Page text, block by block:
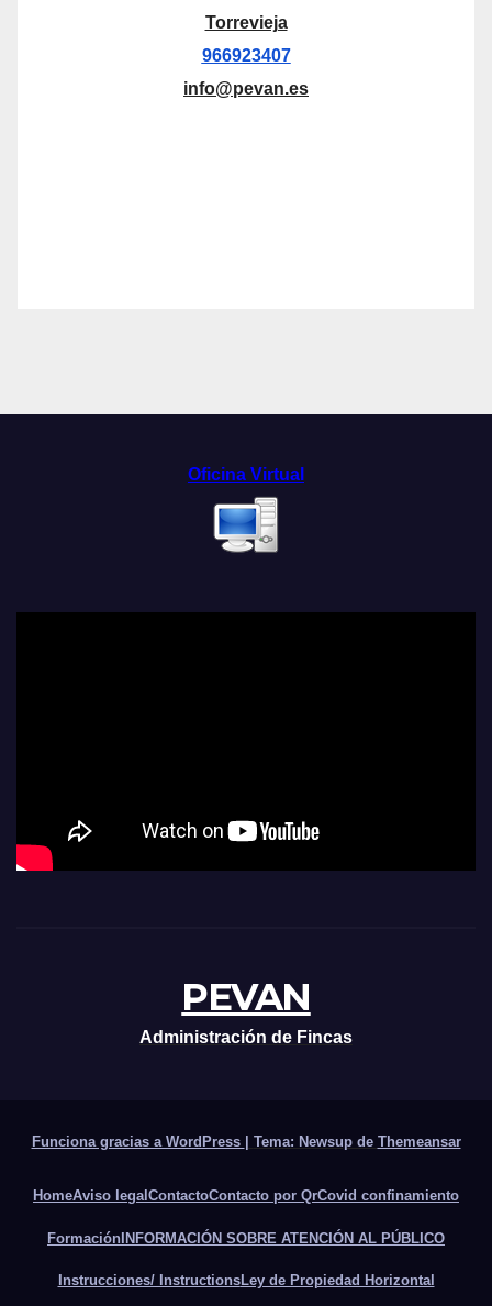
Torrevieja
966923407
info@pevan.es
Oficina Virtual
PEVAN
Administración de Fincas
Funciona gracias a WordPress Tema: Newsup de Themeansar
HomeAviso legal ContactoContacto por QrCovid confinamiento
FormaciónINFORMACIÓN SOBRE ATENCIÓN AL PÚBLICO
Instrucciones/ InstructionsLey de Propiedad Horizontal